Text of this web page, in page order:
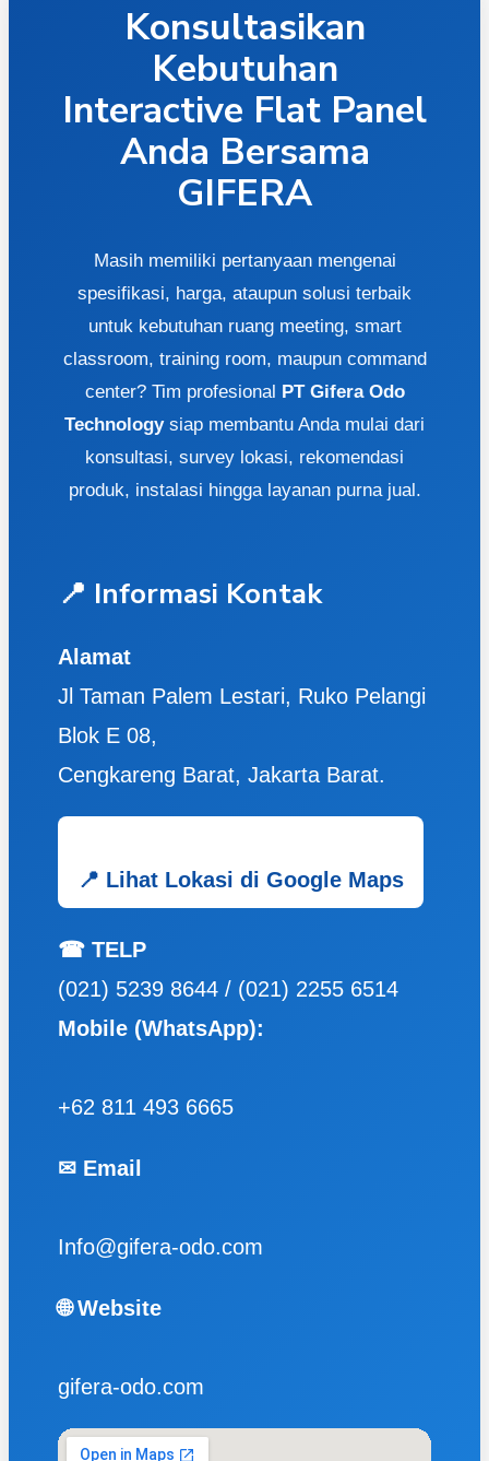
Konsultasikan
Kebutuhan
Interactive Flat Panel
Anda Bersama
GIFERA
Masih memiliki pertanyaan mengenai
spesifikasi, harga, ataupun solusi terbaik
untuk kebutuhan ruang meeting, smart
classroom, training room, maupun command
center? Tim profesional PT Gifera Odo
Technologysiap membantu Anda mulai dari
konsultasi, survey lokasi, rekomendasi
produk, instalasi hingga layanan purna jual.
📍 Informasi Kontak
Alamat
Jl Taman Palem Lestari, Ruko Pelangi
Blok E 08,
Cengkareng Barat, Jakarta Barat.
📍 Lihat Lokasi di Google Maps
☎ TELP
(021) 5239 8644 / (021) 2255 6514
Mobile (WhatsApp):
+62 811 493 6665
✉ Email
Info@gifera-odo.com
🌐 Website
gifera-odo.com